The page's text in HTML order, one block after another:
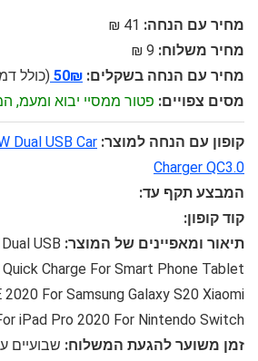
מחיר עם הנחה: 41 ₪
מחיר משלוח: 9 ₪
מחיר עם הנחה בשקלים: 50₪ (כולל
מסים צפויים: פטור ממסיי יבוא ומעמ,
קופון עם הנחה למוצר: Dual USB Car
Charger QC3.0
המבצע תקף עד:
קוד קופון:
תיאור ומאפיינים של המוצר: USB
Quick Charge For Smart Phone Tablet
2020 For Samsung Galaxy S20 Xiaomi
iPad Pro 2020 For Nintendo Switch
זמן משוער להגעת המשלוח: שבועיים